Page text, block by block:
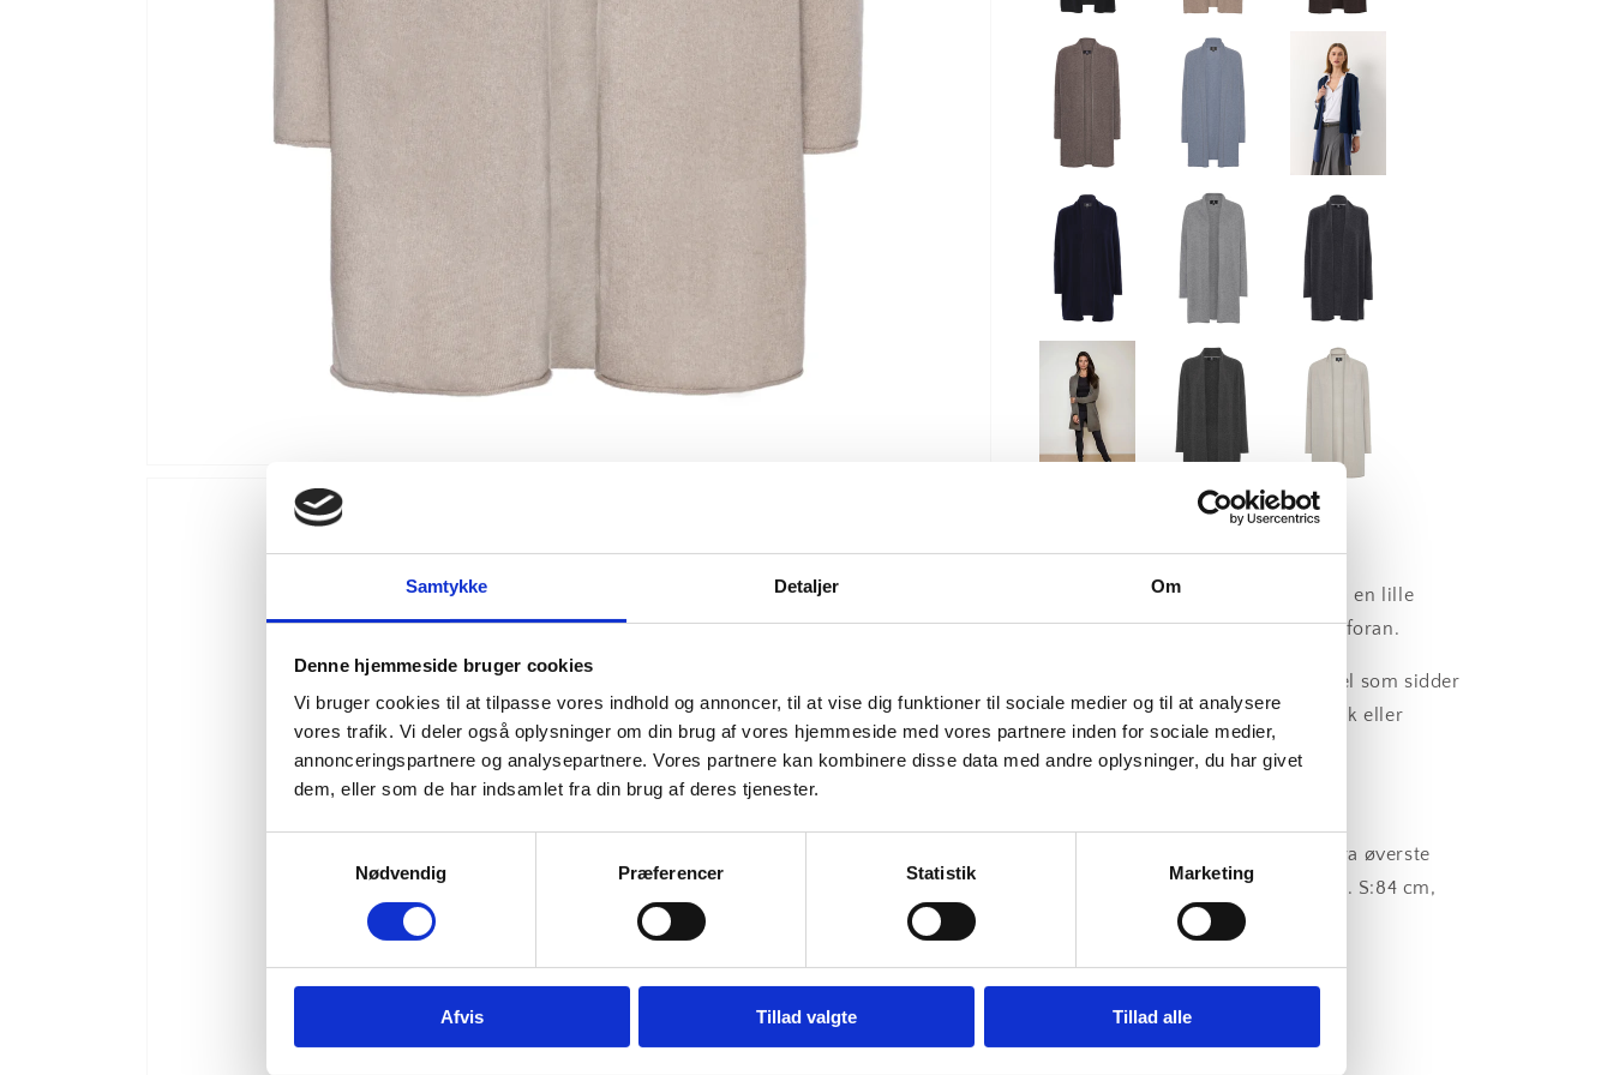
Samtykke Detaljer Om
Denne hjemmeside bruger cookies
Vi bruger cookies til at tilpasse vores indhold og annoncer, til at vise dig funktioner til sociale medier og til at analysere
vores trafik. Vi deler også oplysninger om din brug af vores hjemmeside med vores partnere inden for sociale medier,
annonceringspartnere og analysepartnere. Vores partnere kan kombinere disse data med andre oplysninger, du har givet
dem, eller som de har indsamlet fra din brug af deres tjenester.
Nødvendig
Præferencer Statistik Marketing
Afvis Tillad valgte Tillad alle
Ingrid er middellang cardigan med en lille
sjalskrave, som skaber et flot fald foran.
En enkel, klassisk og elegant model som sidder
rigtigt godt - uanset om du er slank eller
Ingrid Cardigan M er 86 cm lang fra øverste
skulderpunkt til nederste kant. (stl. S:84 cm,
L:88 cm og XL:89 cm)